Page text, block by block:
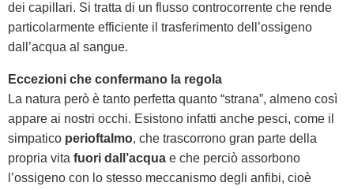
dei capillari. Si tratta di un flusso controcorrente che rende
particolarmente efficiente il trasferimento dell’ossigeno
dall’acqua al sangue.
Eccezioni che confermano la regola
La natura però è tanto perfetta quanto “strana”, almeno così
appare ai nostri occhi. Esistono infatti anche pesci, come il
simpatico perioftalmo, che trascorrono gran parte della
propria vita fuori dall’acqua e che perciò assorbono
l’ossigeno con lo stesso meccanismo degli anfibi, cioè